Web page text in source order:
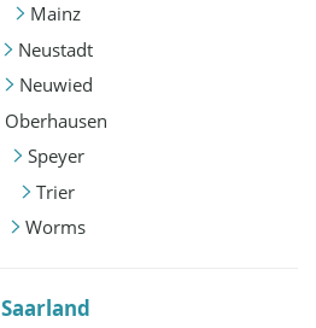
Mainz
Neustadt
Neuwied
Oberhausen
Speyer
Trier
Worms
Saarland